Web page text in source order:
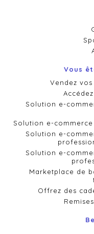
Vous
Vendez
Solution e-
Solution e-
Solution e-
Solution e-
Marketplace de
Offrez des